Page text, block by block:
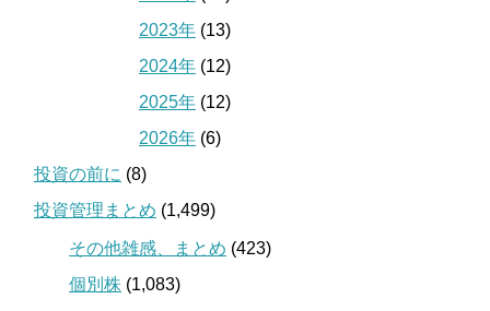
2023年 (13)
2024年 (12)
2025年 (12)
2026年 (6)
投資の前に (8)
投資管理まとめ (1,499)
その他雑感、まとめ (423)
個別株 (1,083)